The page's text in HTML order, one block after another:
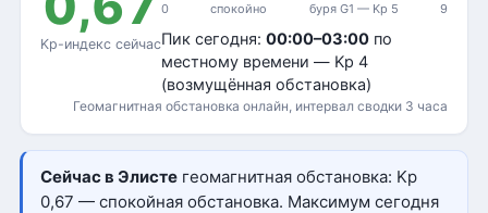
Kp-индекс сейчас
0 спокойно буря G1 — Kp 5 9
Пик сегодня: 00:00–03:00 по
местному времени — Kp 4
(возмущённая обстановка)
Геомагнитная обстановка онлайн, интервал сводки 3 часа
Сейчас в Элисте геомагнитная обстановка: Kp
0,67 — спокойная обстановка. Максимум сегодня